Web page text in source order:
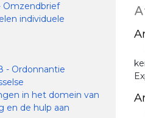
Omzendbrief
individuele
- Ordonnantie
in het domein van
en de hulp aan